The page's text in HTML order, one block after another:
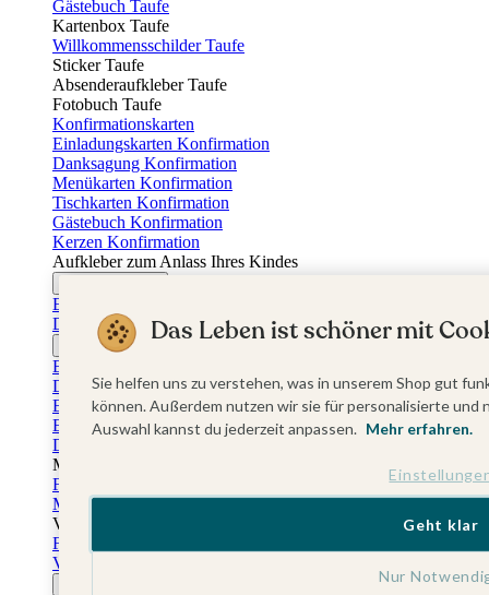
Gästebuch Taufe
Kartenbox Taufe
Willkommensschilder Taufe
Sticker Taufe
Absenderaufkleber Taufe
Fotobuch Taufe
Konfirmationskarten
Einladungskarten Konfirmation
Danksagung Konfirmation
Menükarten Konfirmation
Tischkarten Konfirmation
Gästebuch Konfirmation
Kerzen Konfirmation
Aufkleber zum Anlass Ihres Kindes
Einladungskarten Firmung
Dankeskarten Firmung
Jugendweihekarten
Einladungskarten Jugendweihe
Dankeskarten Jugendweihe
Einschulungskarten
Einladungskarten Einschulung
Danksagung Einschulung
Muttertag
Fotogeschenke Muttertag
Muttertagskarten
Vatertag
Fotogeschenke Vatertag
Vatertagskarten
Das Leben ist schöner mit
Sie helfen uns zu verstehen, was in unserem Shop gut
können. Außerdem nutzen wir sie für personalisierte
Auswahl kannst du jederzeit anpassen. Mehr erfahren.
Nur
Geht klar